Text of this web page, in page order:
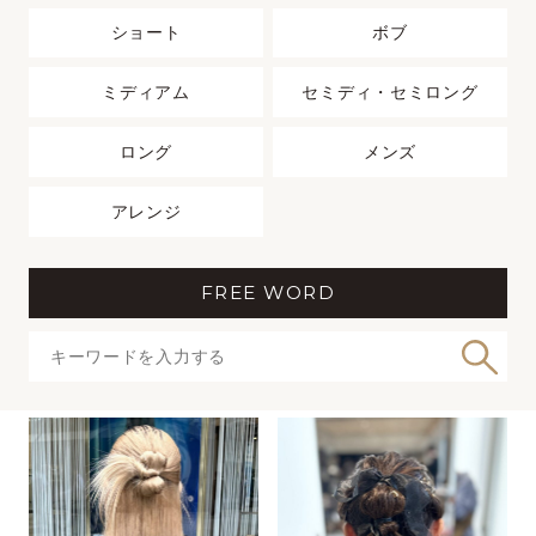
ショート ボブ
ミディアム セミディ・セミロング
ロング メンズ
アレンジ
FREE WORD